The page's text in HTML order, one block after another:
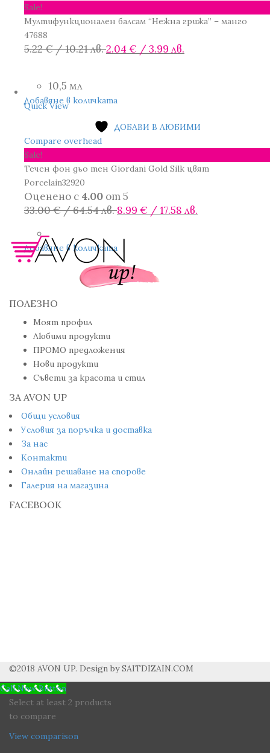
Sale!
Мултифункционален балсам “Нежна грижа” – манго
47688
5.22€/ 10.21 лв.Original
/
10.21 лв..
2.04 € / 3.99 лв.
10,5 мл
Добавяне в количката
Quick View
ДОБАВИ В ЛЮБИМИ
Compare overhead
Sale!
Течен фон дьо тен Giordani Gold Silk цвят
Porcelain32920
Оценено с 4.00 от 5
33.00€/ 64.54 лв.Original
was:
33.00 €
/
64.54 лв..
8.99 € / 17.58 лв.
Добавяне в количката
ПОЛЕЗНО
Моят профил
Любими продукти
ПРОМО предложения
Нови продукти
Съвети за красота и стил
ЗА AVON UP
Общи условия
Условия за поръчка и доставка
За нас
Контакти
Онлайн решаване на спорове
Галерия на магазина
FACEBOOK
©2018 AVON UP. Design by SAITDIZAIN.COM
Call Now Button
Select at least 2 products
to compare
View comparison